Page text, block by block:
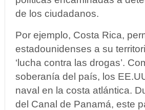
de los ciudadanos.
Por ejemplo, Costa Rica,
estadounidenses a su
‘lucha contra las drogas’.
soberanía del país, los
naval en la costa atlántica.
del Canal de Panamá, este